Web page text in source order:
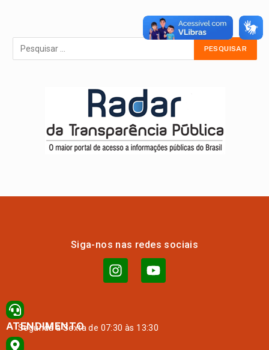
Siga-nos nas redes sociais
ATENDIMENTO
Segunda à Sexta de 07:30 às 13:30